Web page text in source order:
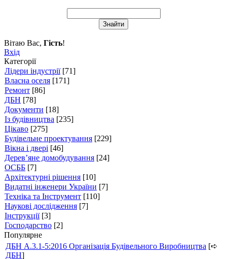
Вітаю Вас, Гість!
Вхід
Категорії
Лідери індустрії [71]
Власна оселя [171]
Ремонт [86]
ДБН [78]
Документи [18]
Із будівництва [235]
Цікаво [275]
Будівельне проектування [229]
Вікна і двері [46]
Дерев’яне домобудування [24]
ОСББ [7]
Архітектурні рішення [10]
Видатні інженери України [7]
Техніка та Інструмент [110]
Наукові дослідження [7]
Інструкції [3]
Господарство [2]
Популярне
ДБН А.3.1-5:2016 Організація Будівельного Виробництва [➪
ДБН]